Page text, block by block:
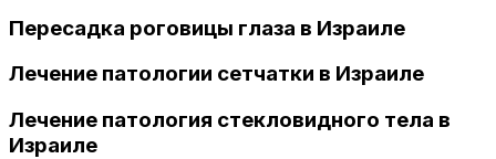
Пересадка роговицы глаза в Израиле
Лечение патологии сетчатки в Израиле
Лечение патология стекловидного тела в
Израиле